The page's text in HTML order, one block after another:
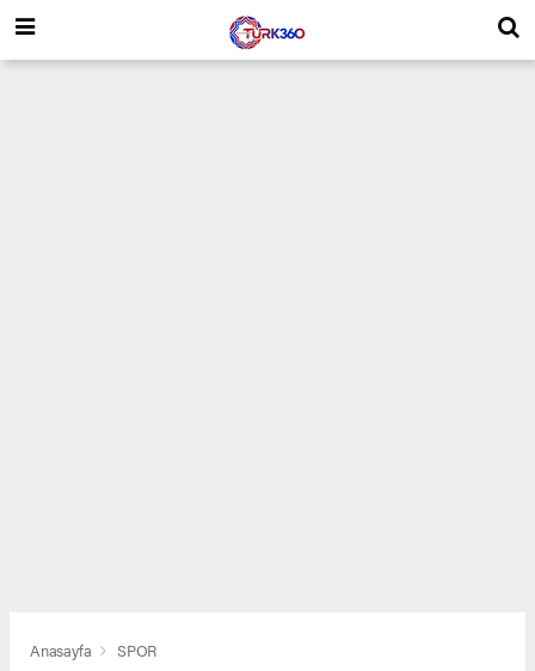
Anasayfa SPOR